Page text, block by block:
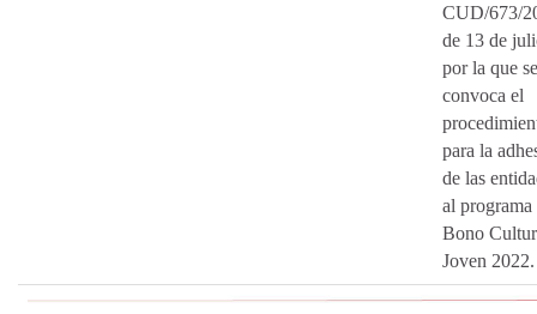
CUD/673/
de 13 de
por la que se
convoca el
para la
de las
al programa
Bono
Joven 2022.